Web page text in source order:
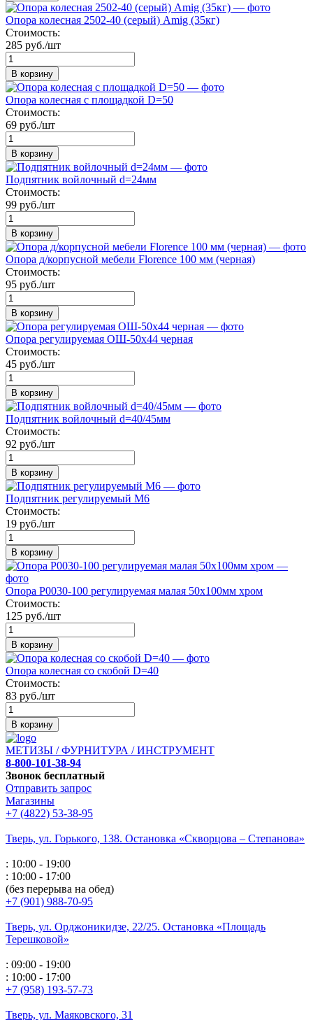
Опора колесная 2502-40 (серый) Amig (35кг)
Стоимость:
285 руб./шт
В корзину
Опора колесная с площадкой D=50
Стоимость:
69 руб./шт
В корзину
Подпятник войлочный d=24мм
Стоимость:
99 руб./шт
В корзину
Опора д/корпусной мебели Florence 100 мм (черная)
Стоимость:
95 руб./шт
В корзину
Опора регулируемая ОШ-50х44 черная
Стоимость:
45 руб./шт
В корзину
Подпятник войлочный d=40/45мм
Стоимость:
92 руб./шт
В корзину
Подпятник регулируемый М6
Стоимость:
19 руб./шт
В корзину
Опора P0030-100 регулируемая малая 50х100мм хром
Стоимость:
125 руб./шт
В корзину
Опора колесная со скобой D=40
Стоимость:
83 руб./шт
В корзину
МЕТИЗЫ / ФУРНИТУРА / ИНСТРУМЕНТ
8-800-101-38-94
Звонок бесплатный
Отправить запрос
Магазины
+7 (4822) 53-38-95
Тверь, ул. Горького, 138. Остановка «Скворцова – Степанова»
: 10:00 - 19:00
: 10:00 - 17:00
(без перерыва на обед)
+7 (901) 988-70-95
Тверь, ул. Орджоникидзе, 22/25. Остановка «Площадь
Терешковой»
: 09:00 - 19:00
: 10:00 - 17:00
+7 (958) 193-57-73
Тверь, ул. Маяковского, 31